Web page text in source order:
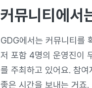
커뮤니티에서
GDG에서는 커뮤니티를
저 포함 4명의 운영진이
를 주최하고 있어요. 참
좋은 시간을 보내는 거죠.